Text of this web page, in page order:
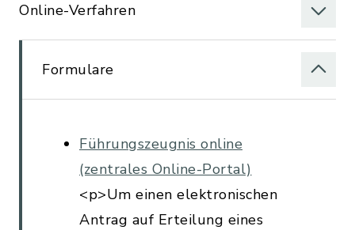
Online-Verfahren
Formulare
Führungszeugnis online
(zentrales Online-Portal)
<p>Um einen elektronischen
Antrag auf Erteilung eines